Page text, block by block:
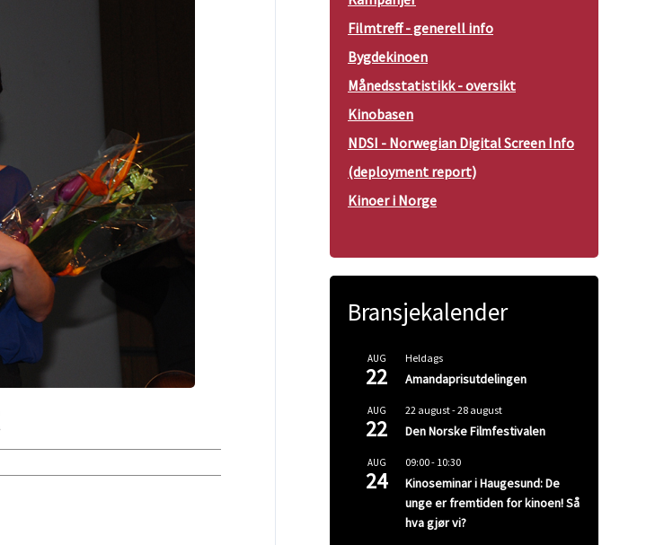
Filmtreff - generell info
Bygdekinoen
Månedsstatistikk - oversikt
Kinobasen
NDSI - Norwegian Digital Screen Info
(deployment report)
Kinoer i Norge
Bransjekalender
AUG
22
Heldags
Amandaprisutdelingen
AUG
22
22 august-28 august
Den Norske Filmfestivalen
AUG
24
09:00- 10:30
Kinoseminar i Haugesund: De
unge er fremtiden for kinoen! Så
hva gjør vi?